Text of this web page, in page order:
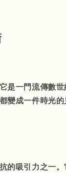
是一門流傳數
變成一件時光的
的吸引力之一